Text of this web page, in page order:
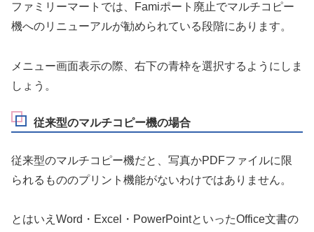
ファミリーマートでは、Famiポート廃止でマルチコピー
機へのリニューアルが勧められている段階にあります。
メニュー画面表示の際、右下の青枠を選択するようにしま
しょう。
従来型のマルチコピー機の場合
従来型のマルチコピー機だと、写真かPDFファイルに限
られるもののプリント機能がないわけではありません。
とはいえWord・Excel・PowerPointといったOffice文書の